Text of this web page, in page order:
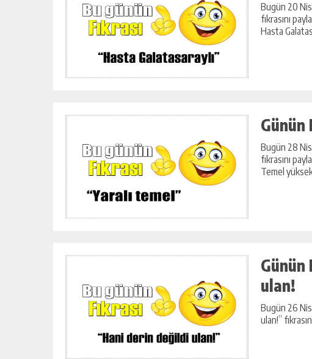
Bugün 20
fıkrasını
Hasta
Günün
Bugün 28
fıkrasını
Temel
Günün
ulan!
Bugün 26
ulan!”
BIRDE
LOKANTA USULÜ TERBIYELI KÖFTE